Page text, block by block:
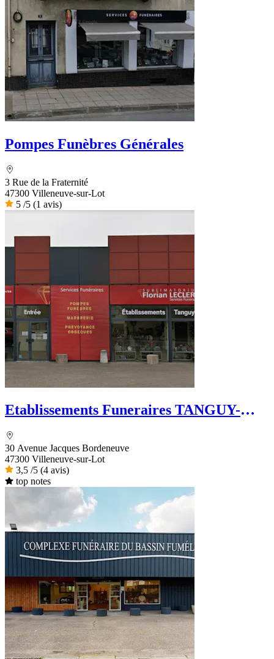
Pompes Funèbres Générales
3 Rue de la Fraternité
47300 Villeneuve-sur-Lot
5 /5 (1 avis)
Etablissements Funeraires TANGUY-
30 Avenue Jacques Bordeneuve
47300 Villeneuve-sur-Lot
3,5 /5 (4 avis)
top notes